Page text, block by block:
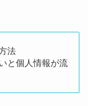
法
と個人情報が流